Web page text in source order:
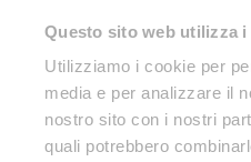
Questo sito web utilizza i
Utilizziamo i cookie per
media e per analizzare il
nostro sito con i nostri
quali potrebbero
29 LUGLIO
RIFIUTI DI
ANGA 8/
EER